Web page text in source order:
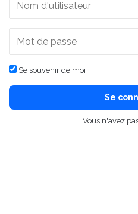
Se souvenir de moi
Se
Vous n'avez